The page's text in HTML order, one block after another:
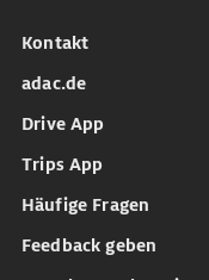
Kontakt
adac.de
Drive App
Trips App
Häufige Fragen
Feedback geben